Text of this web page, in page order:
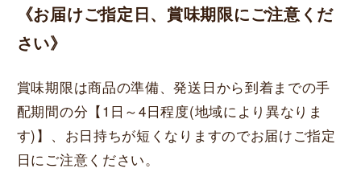
《お届けご指定日、賞味期限にご注意くだ
さい》
賞味期限は商品の準備、発送日から到着までの手
配期間の分【1日～4日程度(地域により異なりま
す)】、お日持ちが短くなりますのでお届けご指定
日にご注意ください。